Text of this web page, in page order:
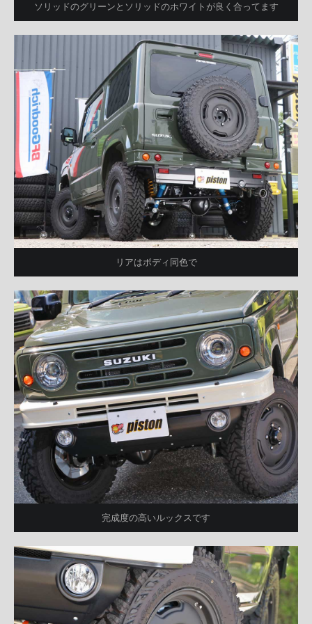
ソリッドのグリーンとソリッドのホワイトが良く合ってます
リアはボディ同色で
完成度の高いルックスです